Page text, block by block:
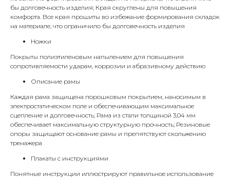
бы долговечность изделия; Края скруглены для повышения
комфорта. Все края прошиты во избежание формирования складок
на материале, что ограничило бы долговечность изделия
Ножки
Покрыты полиэтиленовым напылением для повышения
сопротивляемости ударам, коррозии и абразивному действию
Описание рамы
Каждая рама защищена порошковым покрытием, наносимым в
электростатическом поле и обеспечивающим максимальное
сцепление и долговечность; Рама из стали толщиной 3,04 мм
обеспечивает максимальную структурную прочность; Резиновые
опоры защищают основание рамы и препятствуют скольжению
тренажера
Плакаты с инструкциями
Понятные инструкции иллюстрируют правильное использование